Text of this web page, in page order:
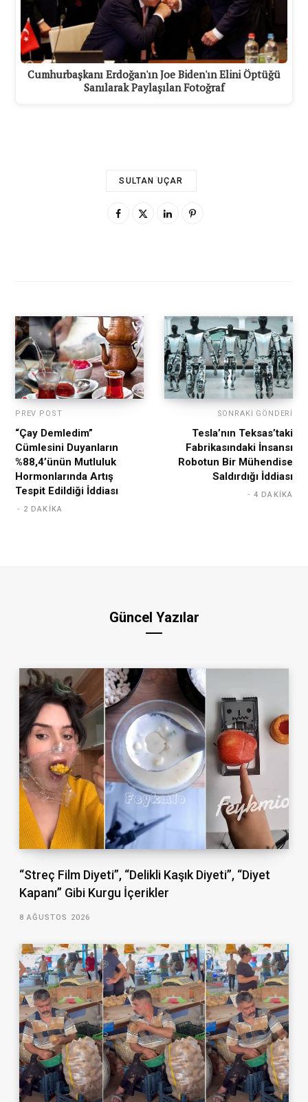
Cumhurbaşkanı Erdoğan'ın Joe Biden'ın Elini Öptüğü
Sanılarak Paylaşılan Fotoğraf
SULTAN UÇAR
PREV POST
“Çay Demledim”
Cümlesini Duyanların
%88,4’ünün Mutluluk
Hormonlarında Artış
Tespit Edildiği İddiası
2 DAKIKA
SONRAKI GÖNDERI
Tesla’nın Teksas’taki
Fabrikasındaki İnsansı
Robotun Bir Mühendise
Saldırdığı İddiası
4 DAKIKA
Güncel Yazılar
“Streç Film Diyeti”, “Delikli Kaşık Diyeti”, “Diyet
Kapanı” Gibi Kurgu İçerikler
8 AĞUSTOS 2026